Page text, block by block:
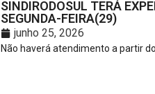
SINDIRODOSUL TERÁ
SEGUNDA-FEIRA(29)
junho 25, 2026
Não haverá atendimento a partir